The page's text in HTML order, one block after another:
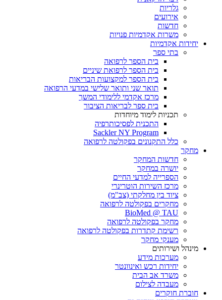
גלריות
אירועים
חדשות
משרות אקדמיות פנויות
יחידות אקדמיות
בתי ספר
בית הספר לרפואה
בית הספר לרפואת שיניים
בית הספר למקצועות הבריאות
תואר שני ותואר שלישי במדעי הרפואה
מרכז אקדמי ללימודי המשך
בית ספר לבריאות הציבור
תכניות לימוד מיוחדות
התכנית לפסיכותרפיה
Sackler NY Program
כלל התקנונים בפקולטה לרפואה
מחקר
חדשות המחקר
יושרה במחקר
הספרייה למדעי החיים
מרכז השירות הוטרינרי
ציוד בין מחלקתי (צב"מ)
מחקרים בפקולטה לרפואה
BioMed @ TAU
מחקר בפקולטה לרפואה
רשימת קתדרות בפקולטה לרפואה
מענקי מחקר
מינהל ושירותים
מערכות מידע
יחידות רכש ואינוונטר
משרד אב הבית
מעבדה לצילום
חוברת חוקרים